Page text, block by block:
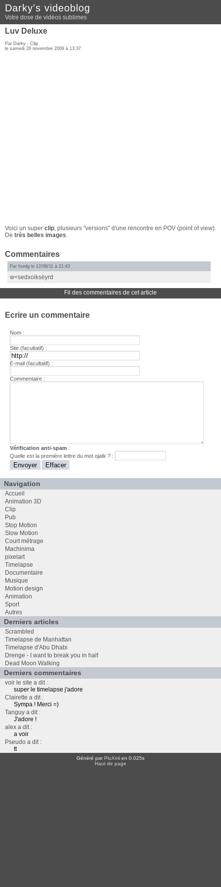
Darky's videoblog
Votre dose de vidéos sublimes
Luv Deluxe
Par Darky - Clip
le samedi 28 novembre 2009 à 13:37
Voici un super clip, plusieurs "versions" d'une rencontre en POV (point of view).
De très belles images.
Commentaires
Par fsedg le 12/08/11 à 21:43
w<sedxoiksèyrd
Fil des commentaires de cet article
Ecrire un commentaire
Nom :
Site (facultatif) :
E-mail (facultatif) :
Commentaire :
Vérification anti-spam :
Quelle est lapremière lettre du motojatk ? :
Navigation
Accueil
Animation 3D
Clip
Pub
Stop Motion
Slow Motion
Court métrage
Machinima
pixelart
Timelapse
Documentaire
Musique
Motion design
Animation
Sport
Autres
Derniers articles
Scrambled
Timelapse de Manhattan
Timelapse d'Abu Dhabi
Drenge - I want to break you in half
Dead Moon Walking
Derniers commentaires
voir le site a dit :
super le timelapse j'adore
Clairette a dit :
Sympa ! Merci =)
Tanguy a dit :
J'adore !
alex a dit :
a voir
Pseudo a dit :
tt
Généré parPluXml en 0.025s
Haut de page